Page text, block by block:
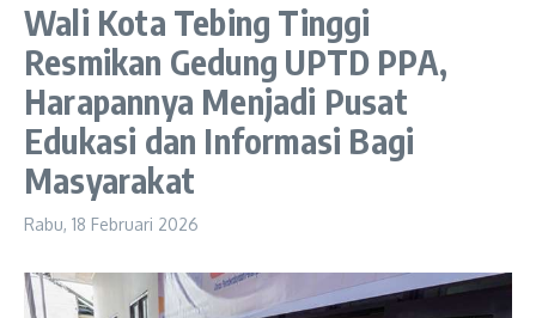
Wali Kota Tebing Tinggi
Resmikan Gedung UPTD PPA,
Harapannya Menjadi Pusat
Edukasi dan Informasi Bagi
Masyarakat
Rabu, 18 Februari 2026